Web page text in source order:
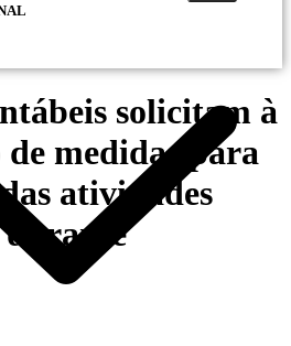
solicitam à
de medidas para
atividades
durante